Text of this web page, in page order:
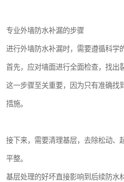
专业外墙防水补漏的步骤
进行外墙防水补漏时，需要遵循科学
首先，应对墙面进行全面检查，找出
这一步骤至关重要，因为只有准确找
措施。
接下来，需要清理基层，去除松动、
平整。
基层处理的好坏直接影响到后续防水